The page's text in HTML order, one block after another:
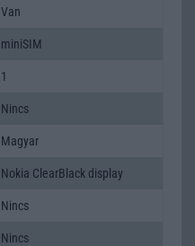
Van
miniSIM
1
Nincs
Magyar
Nokia ClearBlack display
Nincs
Nincs